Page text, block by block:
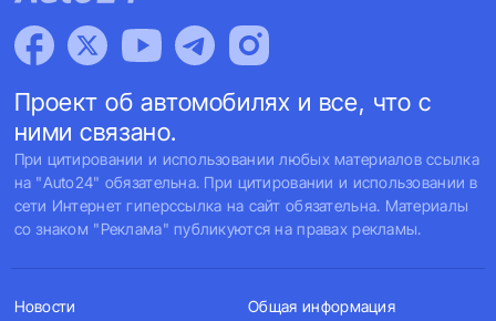
Проект об автомобилях и все, что с
ними связано.
При цитировании и использовании любых материалов ссылка
на "Auto24" обязательна. При цитировании и использовании в
сети Интернет гиперссылка на сайт обязательна. Материалы
со знаком "Реклама" публикуются на правах рекламы.
Новости Общая информация